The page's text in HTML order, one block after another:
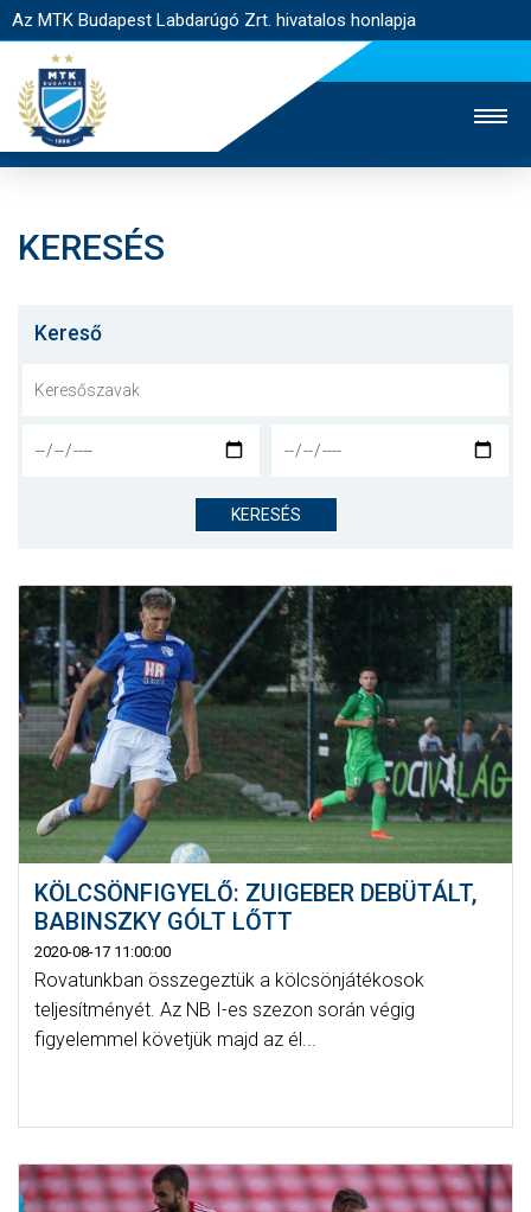
Az MTK Budapest Labdarúgó Zrt. hivatalos honlapja
JEGYÉRTÉKESÍTÉS
NYITÓLAP
CSAPATOK
KLUB
GALÉRIA
SZURKOLÓI ÉLMÉNYEK
AKKREDITÁCIÓ
KERESÉS
Kereső
KERESÉS
KÖLCSÖNFIGYELŐ: ZUIGEBER DEBÜTÁLT,
BABINSZKY GÓLT LŐTT
2020-08-17 11:00:00
Rovatunkban összegeztük a kölcsönjátékosok
teljesítményét. Az NB I-es szezon során végig
figyelemmel követjük majd az él...